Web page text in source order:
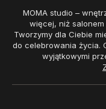
MOMA studio –
więcej, niż
Tworzymy dla Ciebie
do celebrowania życia.
wyjątkowymi